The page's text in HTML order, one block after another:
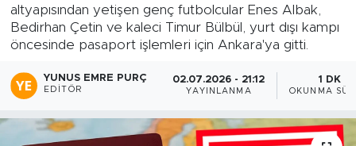
altyapısından yetişen genç futbolcular Enes Albak,
Bedirhan Çetin ve kaleci Timur Bülbül, yurt dışı kampı
öncesinde pasaport işlemleri için Ankara'ya gitti.
YUNUS EMRE PURÇ
EDITÖR
02.07.2026 - 21:12
YAYINLANMA
1 DK
OKUNMA
Tüm Manşetler
Son Dakika Haberleri